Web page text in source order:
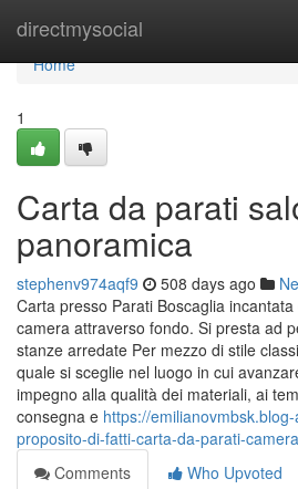
directmysocial
Home
Home
1
Carta da parati
panoramica
stephenv974aqf9 508 days ago
Carta presso Parati Boscaglia
camera attraverso fondo. Si presta ad
stanze arredate Per mezzo di stile
quale si sceglie nel luogo in cui
impegno alla qualità dei materiali, ai
consegna e https://
proposito-di-fatti-carta-da-parati-
Comments
Who Upvoted